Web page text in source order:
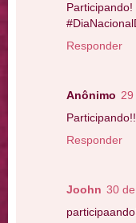
Responder
Anônimo 29
Participando!!
Responder
Joohn 30